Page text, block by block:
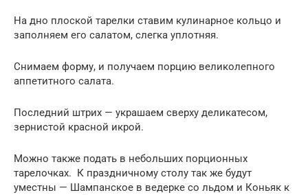
На дно плоской тарелки ставим кулинарное кольцо и
заполняем его салатом, слегка уплотняя.
Снимаем форму, и получаем порцию великолепного
аппетитного салата.
Последний штрих — украшаем сверху деликатесом,
зернистой красной икрой.
Можно также подать в небольших порционных
тарелочках. К праздничному столу так же будут
уместны — Шампанское в ведерке со льдом и Коньяк к